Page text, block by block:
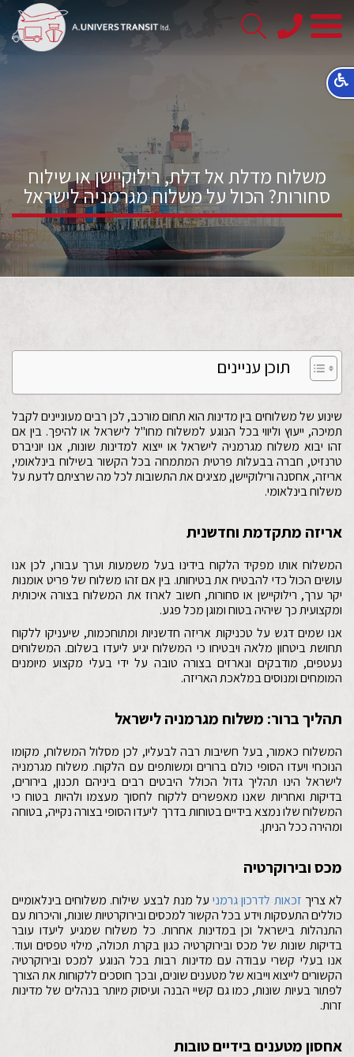
08-
8563145
משלוח מדלת אל דלת, רילוקיישן או שילוח
סחורות? הכול על משלוח מגרמניה לישראל
תוכן עניינים
שינוע של משלוחים בין מדינות הוא תחום מורכב, לכן רבים מעוניינים לקבל
תמיכה, ייעוץ וליווי בכל הנוגע למשלוח מחו"ל לישראל או להיפך. בין אם
זהו יבוא משלוח מגרמניה לישראל או ייצוא למדינות שונות, אנו יוניברס
טרנזיט, חברה בבעלות פרטית המתמחה בכל הקשור בשילוח בינלאומי,
אריזה, אחסנה ורילוקיישן, מציגים את התשובות לכל מה שרציתם לדעת על
משלוח בינלאומי.
אריזה מתקדמת וחדשנית
המשלוח אותו מפקיד הלקוח בידינו בעל משמעות וערך עבורו, לכן אנו
עושים הכול כדי להבטיח את בטיחותו. בין אם זהו משלוח של פריט אומנות
יקר ערך, רילוקיישן או סחורות, חשוב לארוז את המשלוח בצורה איכותית
ומקצועית כך שיהיה בטוח ומוגן מכל פגע.
אנו שמים דגש על טכניקות אריזה חדשניות ומתוחכמות, שיעניקו ללקוח
תחושת ביטחון מלאה ויבטיחו כי המשלוח יגיע ליעדו בשלום. המשלוחים
נעטפים, מודבקים ונארזים בצורה טובה על ידי בעלי מקצוע מיומנים
המומחים ומנוסים במלאכת האריזה.
תהליך ברור: משלוח מגרמניה לישראל
המשלוח כאמור, בעל חשיבות רבה לבעליו, לכן מסלול המשלוח, מקומו
הנוכחי ויעדו הסופי כולם ברורים ומשותפים עם הלקוח. משלוח מגרמניה
לישראל הינו תהליך גדול הכולל היבטים רבים ביניהם תכנון, בירורים,
בדיקות ואחריות שאנו מאפשרים ללקוח לחסוך מעצמו ולהיות בטוח כי
המשלוח שלו נמצא בידיים בטוחות בדרך ליעדו הסופי בצורה נקייה, בטוחה
ומהירה ככל הניתן.
מכס ובירוקרטיה
לא צריך זכאות לדרכון גרמניעל מנת לבצע שילוח. משלוחים בינלאומיים
כוללים התעסקות וידע בכל הקשור למכסים ובירוקרטיות שונות, והיכרות עם
התנהלות בישראל וכן במדינות אחרות. כל משלוח שמגיע ליעדו עובר
בדיקות שונות של מכס ובירוקרטיה כגון בקרת תכולה, מילוי טפסים ועוד.
אנו בעלי קשרי עבודה עם מדינות רבות בכל הנוגע למכס ובירוקרטיה
הקשורים לייצוא וייבוא של מטענים שונים, ובכך חוסכים ללקוחות את הצורך
לפתור בעיות שונות, כמו גם קשיי הבנה ועיסוק מיותר בנהלים של מדינות
זרות.
אחסון מטענים בידיים טובות